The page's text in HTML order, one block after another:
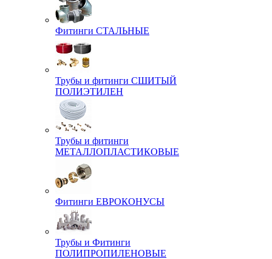
Фитинги СТАЛЬНЫЕ
Трубы и фитинги СШИТЫЙ
ПОЛИЭТИЛЕН
Трубы и фитинги
МЕТАЛЛОПЛАСТИКОВЫЕ
Фитинги ЕВРОКОНУСЫ
Трубы и Фитинги
ПОЛИПРОПИЛЕНОВЫЕ